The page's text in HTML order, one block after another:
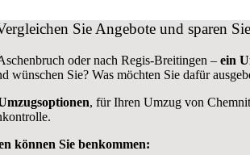
Sie Angebote und sparen
oder nach Regis-Breitingen – ein
wünschen Sie? Was möchten Sie dafür
, für Ihren Umzug von
können Sie benkommen: